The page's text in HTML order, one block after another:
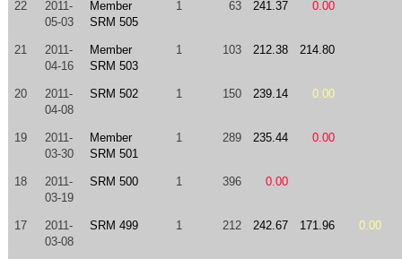
22
2011-
05-03
Member
SRM 505
1 63 241.37 0.00
21
2011-
04-16
Member
SRM 503
1 103 212.38 214.80
20
2011-
04-08
SRM 502 1 150 239.14 0.00
19
2011-
03-30
Member
SRM 501
1 289 235.44 0.00
18
2011-
03-19
SRM 500 1 396 0.00
17
2011-
03-08
SRM 499 1 212 242.67 171.96 0.00